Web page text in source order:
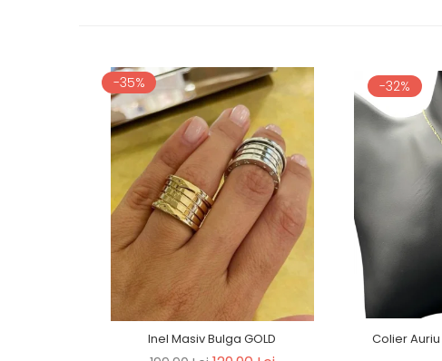
-35%
Inel Masiv Bulga GOLD
-32%
Colier